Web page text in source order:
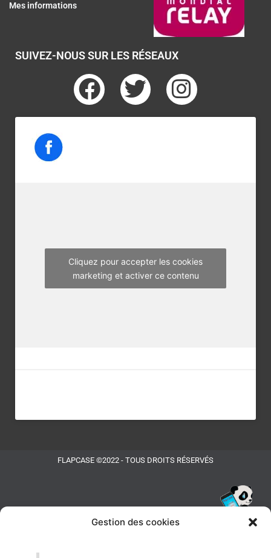
Gestion des cookies
Mes informations
SUIVEZ-NOUS SUR LES RÉSEAUX
F
a
T
w
I
n
m
Cliquez pour accepter les cookies
marketing et activer ce contenu
FLAPCASE ©2022 - TOUS DROITS RÉSERVÉS